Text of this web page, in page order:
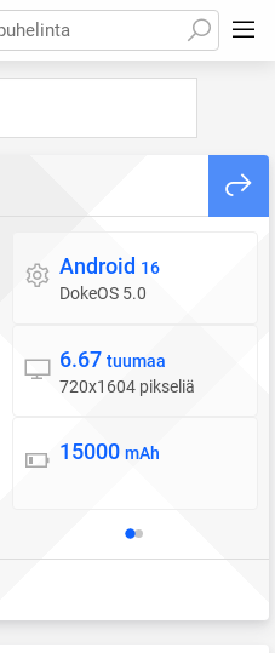
Käyttöjärjestelmä
Android 16
DokeOS 5.0
Näyttö
6.67 tuumaa
720x1604 pikseliä
Akku
15000 mAh